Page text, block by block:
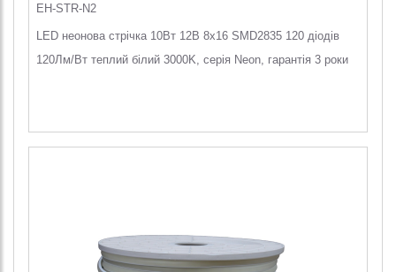
EH-STR-N2
LED неонова стрічка 10Вт 12В 8х16 SMD2835 120 діодів
120Лм/Вт теплий білий 3000K, серія Neon, гарантія 3 роки